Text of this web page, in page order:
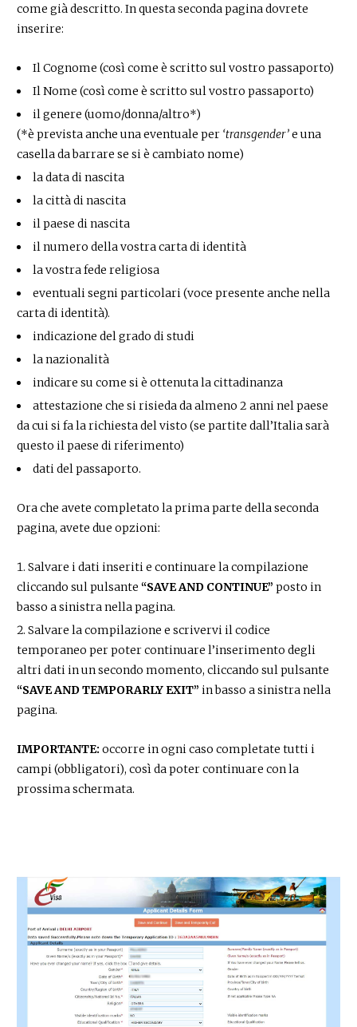
come già descritto. In questa seconda pagina dovrete
inserire:
Il Cognome (così come è scritto sul vostro passaporto)
Il Nome (così come è scritto sul vostro passaporto)
il genere (uomo/donna/altro*)
(*è prevista anche una eventuale per ‘transgender’e una
casella da barrare se si è cambiato nome)
la data di nascita
la città di nascita
il paese di nascita
il numero della vostra carta di identità
la vostra fede religiosa
eventuali segni particolari (voce presente anche nella
carta di identità).
indicazione del grado di studi
la nazionalità
indicare su come si è ottenuta la cittadinanza
attestazione che si risieda da almeno 2 anni nel paese
da cui si fa la richiesta del visto (se partite dall’Italia sarà
questo il paese di riferimento)
dati del passaporto.
Ora che avete completato la prima parte della seconda
pagina, avete due opzioni:
Salvare i dati inseriti e continuare la compilazione
cliccando sul pulsante “SAVE AND CONTINUE” posto in
basso a sinistra nella pagina.
Salvare la compilazione e scrivervi il codice
temporaneo per poter continuare l’inserimento degli
altri dati in un secondo momento, cliccando sul pulsante
“SAVE AND TEMPORARLY EXIT” in basso a sinistra nella
pagina.
IMPORTANTE: occorre in ogni caso completate tutti i
campi (obbligatori), così da poter continuare con la
prossima schermata.